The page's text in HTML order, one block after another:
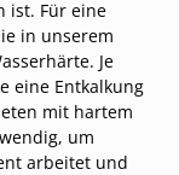
ist. Für eine
in unserem
Je
eine Entkalkung
mit hartem
um
arbeitet und